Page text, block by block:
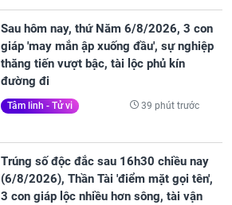
Sau hôm nay, thứ Năm 6/8/2026, 3 con
giáp 'may mắn ập xuống đầu', sự nghiệp
thăng tiến vượt bậc, tài lộc phủ kín
đường đi
Tâm linh - Tử vi 39 phút trước
Trúng số độc đắc sau 16h30 chiều nay
(6/8/2026), Thần Tài 'điểm mặt gọi tên',
3 con giáp lộc nhiều hơn sông, tài vận